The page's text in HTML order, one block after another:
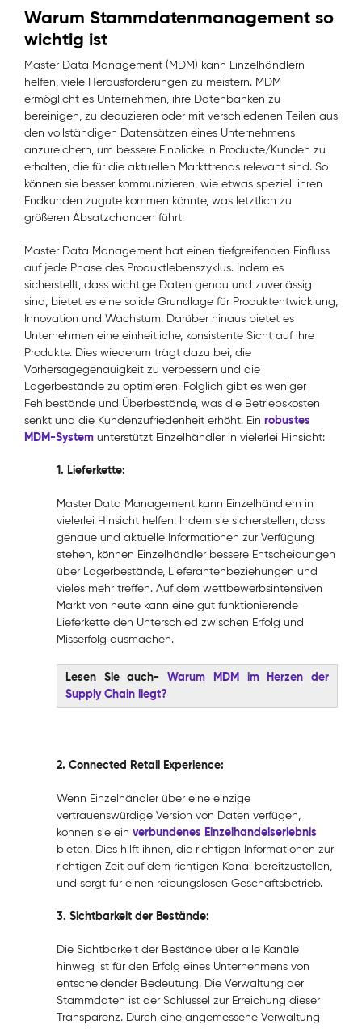
Warum Stammdatenmanagement so
wichtig ist
Master Data Management (MDM) kann Einzelhändlern
helfen, viele Herausforderungen zu meistern. MDM
ermöglicht es Unternehmen, ihre Datenbanken zu
bereinigen, zu deduzieren oder mit verschiedenen Teilen aus
den vollständigen Datensätzen eines Unternehmens
anzureichern, um bessere Einblicke in Produkte/Kunden zu
erhalten, die für die aktuellen Markttrends relevant sind. So
können sie besser kommunizieren, wie etwas speziell ihren
Endkunden zugute kommen könnte, was letztlich zu
größeren Absatzchancen führt.
Master Data Management hat einen tiefgreifenden Einfluss
auf jede Phase des Produktlebenszyklus. Indem es
sicherstellt, dass wichtige Daten genau und zuverlässig
sind, bietet es eine solide Grundlage für Produktentwicklung,
Innovation und Wachstum. Darüber hinaus bietet es
Unternehmen eine einheitliche, konsistente Sicht auf ihre
Produkte. Dies wiederum trägt dazu bei, die
Vorhersagegenauigkeit zu verbessern und die
Lagerbestände zu optimieren. Folglich gibt es weniger
Fehlbestände und Überbestände, was die Betriebskosten
senkt und die Kundenzufriedenheit erhöht. Ein robustes
MDM-System unterstützt Einzelhändler in vielerlei Hinsicht:
1. Lieferkette:
Master Data Management kann Einzelhändlern in
vielerlei Hinsicht helfen. Indem sie sicherstellen, dass
genaue und aktuelle Informationen zur Verfügung
stehen, können Einzelhändler bessere Entscheidungen
über Lagerbestände, Lieferantenbeziehungen und
vieles mehr treffen. Auf dem wettbewerbsintensiven
Markt von heute kann eine gut funktionierende
Lieferkette den Unterschied zwischen Erfolg und
Misserfolg ausmachen.
Lesen Sie auch-Warum MDM im Herzen der
Supply Chain liegt?
2. Connected Retail Experience:
Wenn Einzelhändler über eine einzige
vertrauenswürdige Version von Daten verfügen,
können sie ein verbundenes Einzelhandelserlebnis
bieten. Dies hilft ihnen, die richtigen Informationen zur
richtigen Zeit auf dem richtigen Kanal bereitzustellen,
und sorgt für einen reibungslosen Geschäftsbetrieb.
3. Sichtbarkeit der Bestände:
Die Sichtbarkeit der Bestände über alle Kanäle
hinweg ist für den Erfolg eines Unternehmens von
entscheidender Bedeutung. Die Verwaltung der
Stammdaten ist der Schlüssel zur Erreichung dieser
Transparenz. Durch eine angemessene Verwaltung